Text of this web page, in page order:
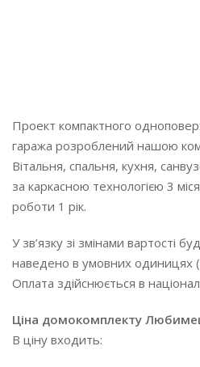
Проект компактного
гаража розроблений нашою
Вітальня, спальня, кухня,
за каркасною технологією 3
роботи 1 рік.
У зв’язку зі змінами вартості
наведено в умовних одиницях
Оплата здійснюється в
Ціна домокомплекту
В ціну входить: